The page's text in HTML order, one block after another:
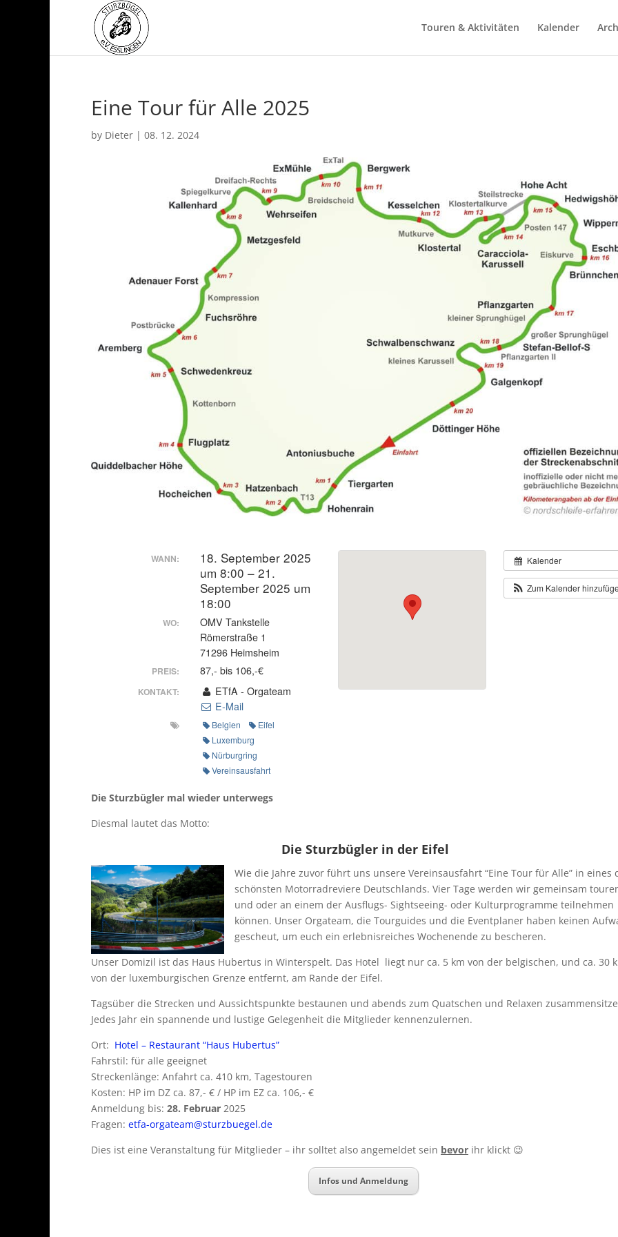
Touren & Aktivitäten Kalender
Eine Tour für Alle 2025
by Dieter | 08. 12. 2024
Kalender
Zum Kalender
WANN:
18. September 2025
um 8:00 – 21.
September 2025 um
18:00
WO:
OMV Tankstelle
Römerstraße 1
71296 Heimsheim
PREIS: 87,- bis 106,-€
KONTAKT:
ETfA - Orgateam
E-Mail
Belgien
Eifel
Luxemburg
Nürburgring
Vereinsausfahrt
Die Sturzbügler mal wieder unterwegs
Diesmal lautet das Motto:
Die Sturzbügler in der Eifel
Wie die Jahre zuvor führt uns unsere Vereinsausfahrt “Eine Tour für Alle” in eines
schönsten Motorradreviere Deutschlands. Vier Tage werden wir gemeinsam
und oder an einem der Ausflugs- Sightseeing- oder Kulturprogramme teilnehmen
können. Unser Orgateam, die Tourguides und die Eventplaner haben keinen
gescheut, um euch ein erlebnisreiches Wochenende zu bescheren.
Unser Domizil ist das Haus Hubertus in Winterspelt. Das Hotel liegt nur ca. 5 km von der belgischen, und ca. 30
von der luxemburgischen Grenze entfernt, am Rande der Eifel.
Tagsüber die Strecken und Aussichtspunkte bestaunen und abends zum Quatschen und Relaxen
Jedes Jahr ein spannende und lustige Gelegenheit die Mitglieder kennenzulernen.
Ort: Hotel – Restaurant “Haus Hubertus”
Fahrstil: für alle geeignet
Streckenlänge: Anfahrt ca. 410 km, Tagestouren
Kosten: HP im DZ ca. 87,- € / HP im EZ ca. 106,- €
Anmeldung bis: 28. Februar 2025
Fragen: etfa-orgateam@sturzbuegel.de
Dies ist eine Veranstaltung für Mitglieder – ihr solltet also angemeldet sein bevor ihr klickt 😉
Infos und Anmeldung